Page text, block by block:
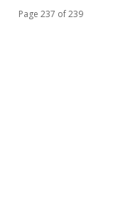
Page 237 of 239